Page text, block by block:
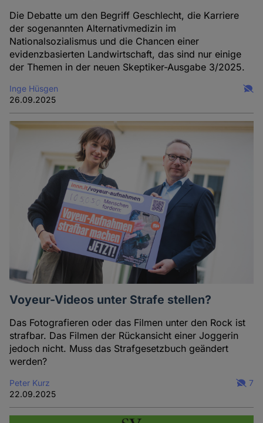
Die Debatte um den Begriff Geschlecht, die Karriere
der sogenannten Alternativmedizin im
Nationalsozialismus und die Chancen einer
evidenzbasierten Landwirtschaft, das sind nur einige
der Themen in der neuen Skeptiker-Ausgabe 3/2025.
Inge Hüsgen
26.09.2025
Voyeur-Videos unter Strafe stellen?
Das Fotografieren oder das Filmen unter den Rock ist
strafbar. Das Filmen der Rückansicht einer Joggerin
jedoch nicht. Muss das Strafgesetzbuch geändert
werden?
Peter Kurz
22.09.2025
7